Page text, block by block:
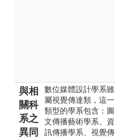
與相
關科
系之
異同
數位媒體設計學系雖
屬視覺傳達類，這一
類型的學系包含：圖
文傳播藝術學系、資
訊傳播學系、視覺傳